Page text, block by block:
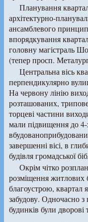
Планування
архітектурно-
ансамблевого
впорядкування
головну магістраль
(тепер просп.
Центральна вісь
перпендикулярно
На червону лінію
розташованих,
торцеві частини
мали підвищення до 4-
завершенні вісі, в
будівля громадської
Окрім чітко
розміщення житлових
благоустрою, квартал
забудову. Одночасно
будинків були